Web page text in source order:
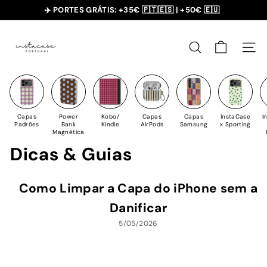
para
Conteúdo
slideshow
✈️ PORTES GRÁTIS: +35€ 🇵🇹🇪🇸 | +50€ 🇪🇺
n
t
a
C
a
e
PESQUISAR
Capas
Padrões
Power
Bank
Magnética
Kobo/
Kindle
Capas
AirPods
Capas
Samsung
InstaCase
x Sporting
Dicas & Guias
Como Limpar a Capa do iPhone sem a
Danificar
5/05/2026